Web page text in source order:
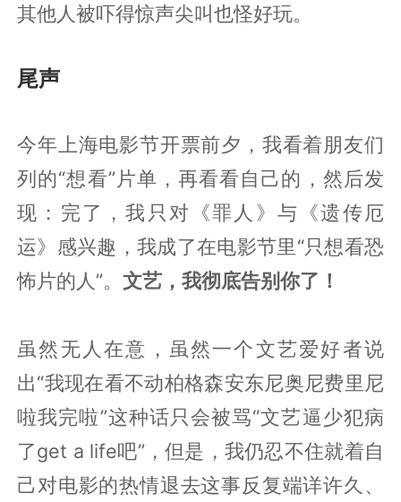
其他人被吓得惊声尖叫也怪好玩。
尾声
今年上海电影节开票前夕，我看着朋友们
列的“想看”片单，再看看自己的，然后发
现：完了，我只对《罪人》与《遗传厄
运》感兴趣，我成了在电影节里“只想看恐
怖片的人”。文艺，我彻底告别你了！
虽然无人在意，虽然一个文艺爱好者说
出“我现在看不动柏格森安东尼奥尼费里尼
啦我完啦”这种话只会被骂“文艺逼少犯病
了get a life吧”，但是，我仍忍不住就着自
己对电影的热情退去这事反复端详许久、